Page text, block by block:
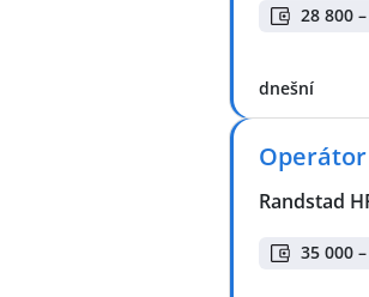
28 800
dnešní
Randstad
35 000